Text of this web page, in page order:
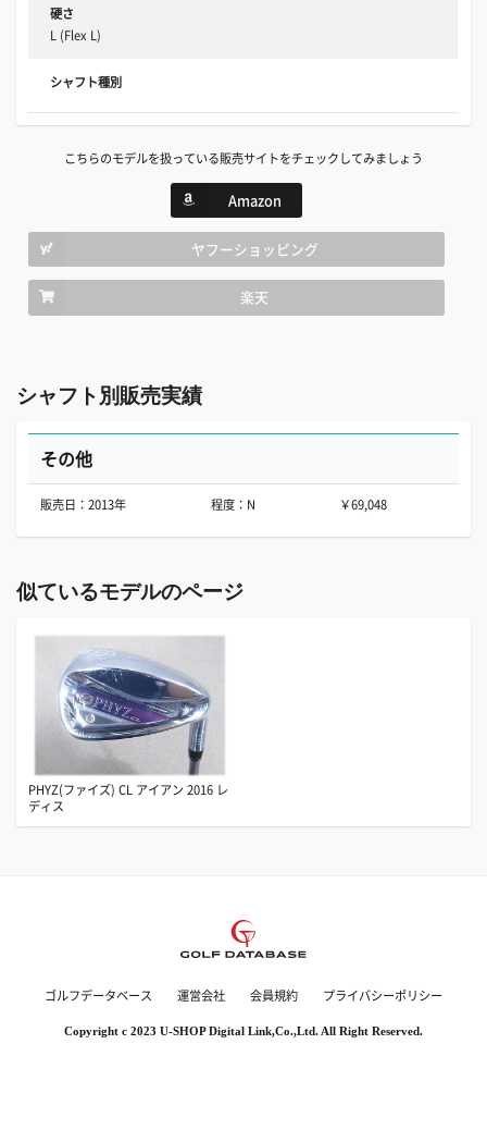
硬さ
L (Flex L)
シャフト種別
こちらのモデルを扱っている販売サイトをチェックしてみましょう
Amazon
ヤフーショッピング
楽天
シャフト別販売実績
その他
販売日：2013年 程度：N ￥69,048
似ているモデルのページ
PHYZ(ファイズ) CL アイアン 2016 レ
ディス
ゴルフデータベース 運営会社 会員規約 プライバシーポリシー
Copyright c 2023 U-SHOP Digital Link,Co.,Ltd. All Right Reserved.